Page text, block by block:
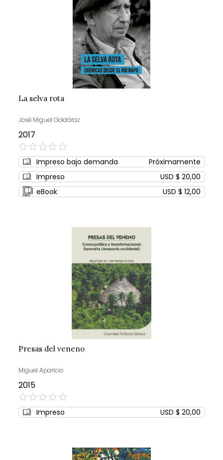
La selva rota
José Miguel Goldáraz
2017
0%
Impreso bajo demanda
Próximamente
Impreso
USD $ 20,00
eBook
USD $ 12,00
Presas del veneno
Miguel Aparicio
2015
0%
Impreso USD $ 20,00